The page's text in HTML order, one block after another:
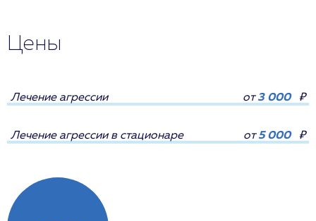
Цены
Лечение агрессии от3 000 ₽
Лечение агрессии в стационаре от5 000 ₽